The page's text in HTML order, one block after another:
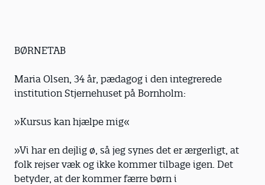
BØRNETAB
Maria Olsen, 34 år, pædagog i den integrerede
institution Stjernehuset på Bornholm:
»Kursus kan hjælpe mig«
»Vi har en dejlig ø, så jeg synes det er ærgerligt, at
folk rejser væk og ikke kommer tilbage igen. Det
betyder, at der kommer færre børn i